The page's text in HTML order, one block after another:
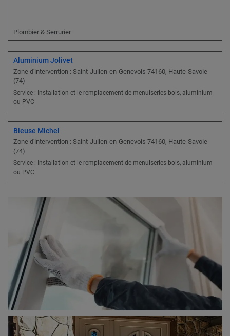
Plombier & Serrurier
Aluminium Jolivet
Zone d'intervention : Saint-Julien-en-Genevois 74160, Haute-Savoie
(74)
Service : Installation et le remplacement de menuiseries bois, aluminium
ou PVC
Bleuse Michel
Zone d'intervention : Saint-Julien-en-Genevois 74160, Haute-Savoie
(74)
Service : Installation et le remplacement de menuiseries bois, aluminium
ou PVC